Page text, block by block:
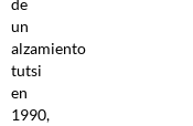
de
un
alzamiento
tutsi
en
1990,